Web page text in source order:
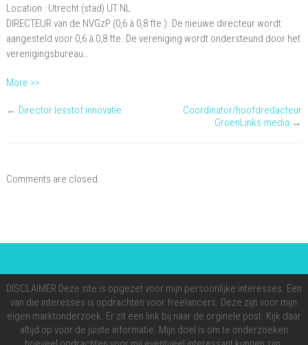
Location : Utrecht (stad) UT NL
DIRECTEUR van de NVGzP (0,6 à 0,8 fte.). De nieuwe directeur wordt
aangesteld voor 0,6 à 0,8 fte. De vereniging wordt ondersteund door het
verenigingsbureau…
More >>
← Director lesstof innovatie
Coördinator/hoofdredacteur
GroenLinks-media →
Comments are closed.
DISCLAIMER Deze site is opgezet voor mijn persoonlijke interesses. Een
van die interesses is opdrachten voor freelancers. Deze zijn voor mijn
eigen marktonderzoek. Er zit een link bij naar de orginele post. Kijk daar
altijd op voor de juiste informatie. Mijn doel is om te onderzoeken